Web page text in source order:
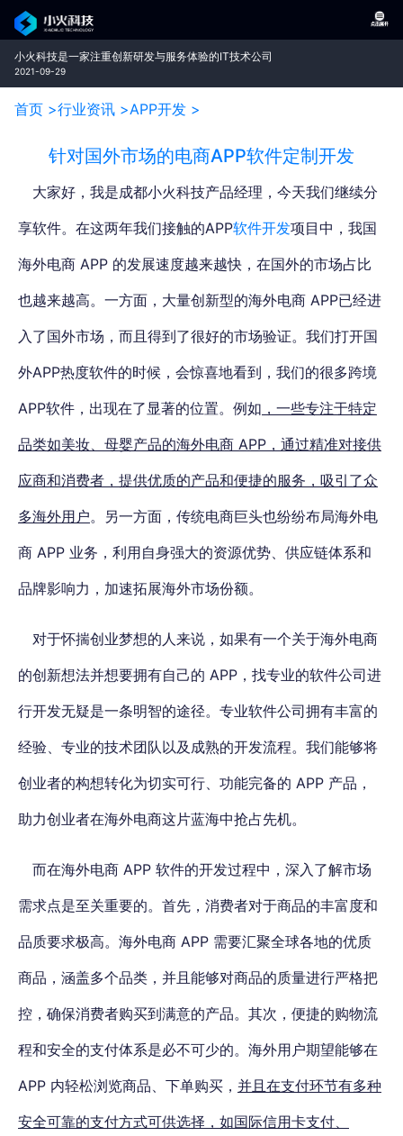
小火科技是一家注重创新研发与服务体验的IT技术公司
2021-09-29
首页 >行业资讯 >APP开发 >
针对国外市场的电商APP软件定制开发
大家好，我是成都小火科技产品经理，今天我们继续分
享软件。在这两年我们接触的APP软件开发项目中， 我国
海外电商 APP 的发展速度越来越快，在国外的市场占比
也越来越高。一方面，大量创新型的海外电商 APP已经进
入了国外市场，而且得到了很好的市场验证。我们打开国
外APP热度软件的时候，会惊喜地看到，我们的很多跨境
APP软件，出现在了显著的位置。例如 ，一些专注于特定
品类如美妆、母婴产品的海外电商 APP，通过精准对接供
应商和消费者，提供优质的产品和便捷的服务，吸引了众
多海外用户。另一方面，传统电商巨头也纷纷布局海外电
商 APP 业务，利用自身强大的资源优势、供应链体系和
品牌影响力，加速拓展海外市场份额。
对于怀揣创业梦想的人来说，如果有一个关于海外电商
的创新想法并想要拥有自己的 APP，找专业的软件公司进
行开发无疑是一条明智的途径。专业软件公司拥有丰富的
经验、专业的技术团队以及成熟的开发流程。 我们能够将
创业者的构想转化为切实可行、功能完备的 APP 产品 ，
助力创业者在海外电商这片蓝海中抢占先机。
而在海外电商 APP 软件的开发过程中，深入了解市场
需求点是至关重要的。首先，消费者对于商品的丰富度和
品质要求极高。海外电商 APP 需要汇聚全球各地的优质
商品，涵盖多个品类，并且能够对商品的质量进行严格把
控，确保消费者购买到满意的产品。其次，便捷的购物流
程和安全的支付体系是必不可少的。海外用户期望能够在
APP 内轻松浏览商品、下单购买， 并且在支付环节有多种
安全可靠的支付方式可供选择，如国际信用卡支付、